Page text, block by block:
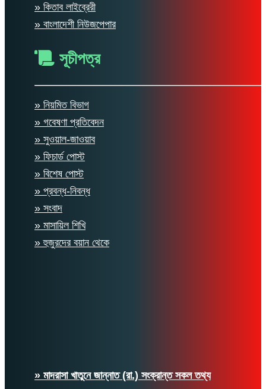
» কিতাব লাইব্রেরী
» বাংলাদেশী নিউজপেপার
সূচীপত্র
» নিয়মিত বিভাগ
» গবেষণা প্রতিবেদন
» সুওয়াল-জাওয়াব
» ফিচার্ড পোস্ট
» বিশেষ পোস্ট
» প্রবন্ধ-নিবন্ধ
» সংবাদ
» মাসায়িল শিখি
» হুজুরদের বয়ান থেকে
» মাদরাসা খাতুনে জান্নাত (রা.) সংক্রান্ত সকল তথ্য